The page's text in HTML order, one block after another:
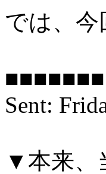
では、
Sent:
▼本来、